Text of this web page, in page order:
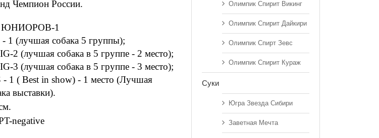
Чемпион России.
ЮНИОРОВ-1
1 (лучшая собака 5 группы);
2 (лучшая собака в 5 группе - 2 место);
3 (лучшая собака в 5 группе - 3 место);
- 1 ( Best in show) - 1 место (Лучшая
выставки).
negative
Олимпик Спирит Викинг
Олимпик Спирит Дайкири
Олимпик Спирт Зевс
Олимпик Спирит Кураж
Суки
Югра Звезда Сибири
Заветная Мечта